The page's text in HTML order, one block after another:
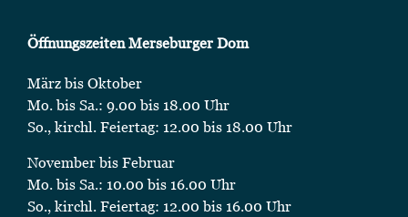
Öffnungszeiten Merseburger Dom
März bis Oktober
Mo. bis Sa.: 9.00 bis 18.00 Uhr
So., kirchl. Feiertag: 12.00 bis 18.00 Uhr
November bis Februar
Mo. bis Sa.: 10.00 bis 16.00 Uhr
So., kirchl. Feiertag: 12.00 bis 16.00 Uhr